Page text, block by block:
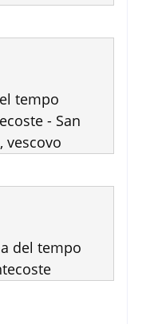
tempo
- San
vescovo
del tempo